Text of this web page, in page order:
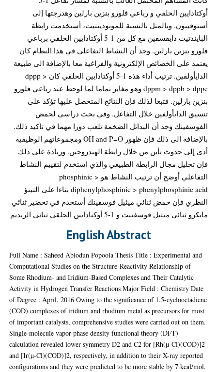
أوكتادايين الحلقي و رباعي فلورو بنزين بارلين وهدرجتها إلى
أستوفينون. وبالمثل بالنسبة للمونودينتيت، أستخدمت رابطة
البايندتيت دايفسفين مع كل من 1-5 أوكتادايين الحلقي برباعي
فلورو بنزين بارلين. وجد أن النشاط التفاعلي في هذا النظام كان
يعتمد على الخصائص الإلكترونية والفراغية معا بالإضافة الى طبيعة
الدايأولفين. ترتيب أداء هذه 1-5 أوكتادايين الحلقي كان dppp >
dppm > dppb > dppe وهو مغاير تماما لما لوحظ عند رباعي فلورو
بنزين بارلين. فتبعا لذلك فإن النتائج المتحصل عليها تؤكد على
تنسيق الدايأولفين خلال التفاعل. وفي بحث دراسي لحمض
الفوسفينك وجد أن البدائل الضخمة تلعب دورا مهما في تأكيد ذلك.
بالإضافة الى ذلك فإن ظهور OH and P=O ومجموعاتهم الوظيفية
أدى إلى حدوث تأين من خلال رابطة الهيدروجين. وزيادة على ذلك
فإن تحليل مجال الرابطة الطبيعي والذي استخدم لتقييم النشاط
التفاعلي أوضح أن ترتيب النشاط هو phosphinic >
diphenylphosphinic > phenylphosphinic acid بناءا على التبنؤ
النظري فإن حمض ثنائي ميثيل فوسفينك أستخدم في تحضير ثنائي
مايكرو ثنائي ميثيل فوسفنيت و 1-5 أوكتادايين الحلقي ثنائي الريديم
English Abstract
Full Name : Saheed Abiodun Popoola Thesis Title : Experimental and
Computational Studies on the Structure-Reactivity Relationship of
Some Rhodium- and Iridium-Based Complexes and Their Catalytic
Activity in Hydrogen Transfer Reactions Major Field : Chemistry Date
of Degree : April, 2016 Owing to the significance of 1,5-cyclooctadiene
(COD) complexes of iridium and rhodium metal as precursors for most
of important catalysts, comprehensive studies were carried out on them.
Single-molecule vapor-phase density functional theory (DFT)
calculation revealed lower symmetry D2 and C2 for [Rh(µ-Cl)(COD)]2
and [Ir(µ-Cl)(COD)]2, respectively, in addition to their X-ray reported
configurations and they were predicted to be more stable by 7 kcal/mol.